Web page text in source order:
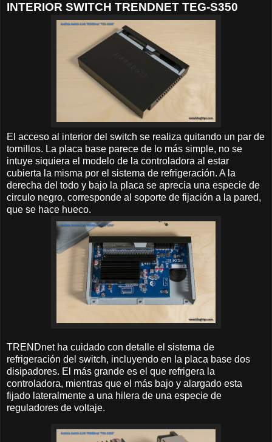
INTERIOR SWITCH TRENDNET TEG-S350
El acceso al interior del switch se realiza quitando un par de
tornillos. La placa base parece de lo más simple, no se
intuye siquiera el modelo de la controladora al estar
cubierta la misma por el sistema de refrigeración. A la
derecha del todo y bajo la placa se aprecia una especie de
circulo negro, corresponde al soporte de fijación a la pared,
que se hace hueco.
TRENDnet ha cuidado con detalle el sistema de
refrigeración del switch, incluyendo en la placa base dos
disipadores. El más grande es el que refrigera la
controladora, mientras que el más bajo y alargado esta
fijado lateralmente a una hilera de una especie de
reguladores de voltaje.